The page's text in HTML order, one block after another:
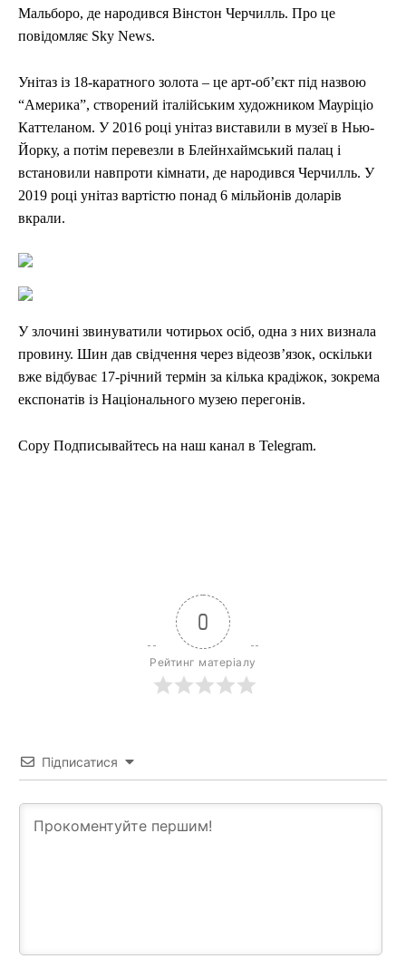
Мальборо, де народився Вінстон Черчилль. Про це
повідомляє Sky News.
Унітаз із 18-каратного золота – це арт-об’єкт під назвою
“Америка”, створений італійським художником Мауріціо
Каттеланом. У 2016 році унітаз виставили в музеї в Нью-
Йорку, а потім перевезли в Блейнхаймський палац і
встановили навпроти кімнати, де народився Черчилль. У
2019 році унітаз вартістю понад 6 мільйонів доларів
вкрали.
У злочині звинуватили чотирьох осіб, одна з них визнала
провину. Шин дав свідчення через відеозв’язок, оскільки
вже відбуває 17-річний термін за кілька крадіжок, зокрема
експонатів із Національного музею перегонів.
Copy Подписывайтесь на наш канал в Telegram.
0
Рейтинг матеріалу
Підписатися